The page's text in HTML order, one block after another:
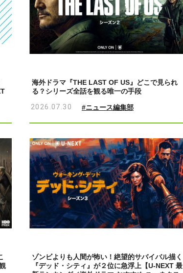
海外ドラマ『THE LAST OF US』どこで見られ
る？シリーズ全話を観る唯一の手段
2026.07.30
#ニュース編集部
ゾンビよりも人間が怖い！絶望的サバイバル描く
『デッド・シティ』が２位に急浮上【U-NEXT 最